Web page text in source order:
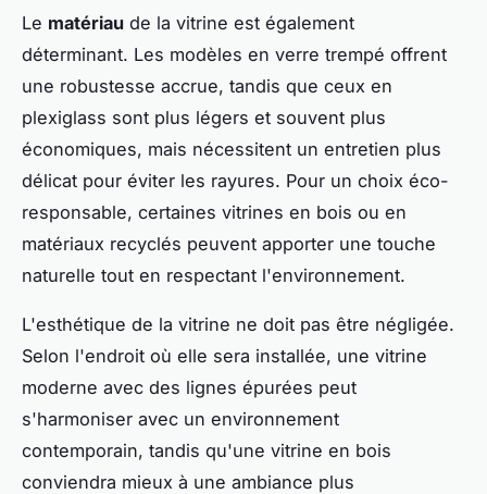
Le matériau de la vitrine est également
déterminant. Les modèles en verre trempé offrent
une robustesse accrue, tandis que ceux en
plexiglass sont plus légers et souvent plus
économiques, mais nécessitent un entretien plus
délicat pour éviter les rayures. Pour un choix éco-
responsable, certaines vitrines en bois ou en
matériaux recyclés peuvent apporter une touche
naturelle tout en respectant l'environnement.
L'esthétique de la vitrine ne doit pas être négligée.
Selon l'endroit où elle sera installée, une vitrine
moderne avec des lignes épurées peut
s'harmoniser avec un environnement
contemporain, tandis qu'une vitrine en bois
conviendra mieux à une ambiance plus